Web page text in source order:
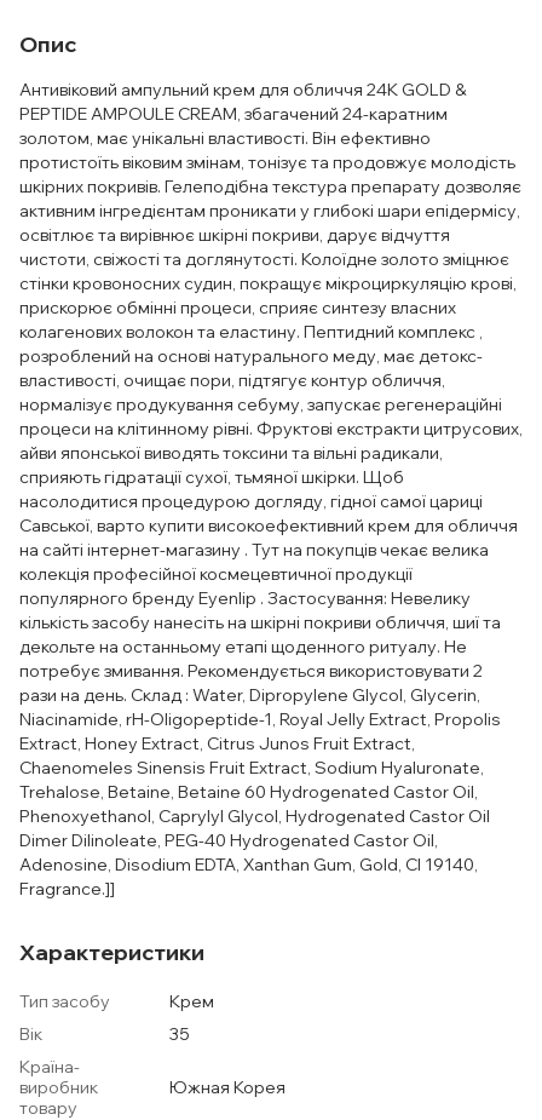
Опис
Антивіковий ампульний крем для обличчя 24K GOLD &
PEPTIDE AMPOULE CREAM, збагачений 24-каратним
золотом, має унікальні властивості. Він ефективно
протистоїть віковим змінам, тонізує та продовжує молодість
шкірних покривів. Гелеподібна текстура препарату дозволяє
активним інгредієнтам проникати у глибокі шари епідермісу,
освітлює та вирівнює шкірні покриви, дарує відчуття
чистоти, свіжості та доглянутості. Колоїдне золото зміцнює
стінки кровоносних судин, покращує мікроциркуляцію крові,
прискорює обмінні процеси, сприяє синтезу власних
колагенових волокон та еластину. Пептидний комплекс ,
розроблений на основі натурального меду, має детокс-
властивості, очищає пори, підтягує контур обличчя,
нормалізує продукування себуму, запускає регенераційні
процеси на клітинному рівні. Фруктові екстракти цитрусових,
айви японської виводять токсини та вільні радикали,
сприяють гідратації сухої, тьмяної шкірки. Щоб
насолодитися процедурою догляду, гідної самої цариці
Савської, варто купити високоефективний крем для обличчя
на сайті інтернет-магазину . Тут на покупців чекає велика
колекція професійної космецевтичної продукції
популярного бренду Eyenlip . Застосування: Невелику
кількість засобу нанесіть на шкірні покриви обличчя, шиї та
декольте на останньому етапі щоденного ритуалу. Не
потребує змивання. Рекомендується використовувати 2
рази на день. Склад : Water, Dipropylene Glycol, Glycerin,
Niacinamide, rH-Oligopeptide-1, Royal Jelly Extract, Propolis
Extract, Honey Extract, Citrus Junos Fruit Extract,
Chaenomeles Sinensis Fruit Extract, Sodium Hyaluronate,
Trehalose, Betaine, Betaine 60 Hydrogenated Castor Oil,
Phenoxyethanol, Caprylyl Glycol, Hydrogenated Castor OiI
Dimer Dilinoleate, PEG-40 Hydrogenated Castor Oil,
Adenosine, Disodium EDTA, Xanthan Gum, Gold, CI 19140,
Fragrance.]]
Характеристики
Тип засобу
Крем
Вік
35
Країна-
виробник
товару
Южная Корея